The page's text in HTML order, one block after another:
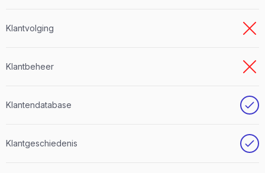
Klantvolging
Klantbeheer
Klantendatabase
Klantgeschiedenis